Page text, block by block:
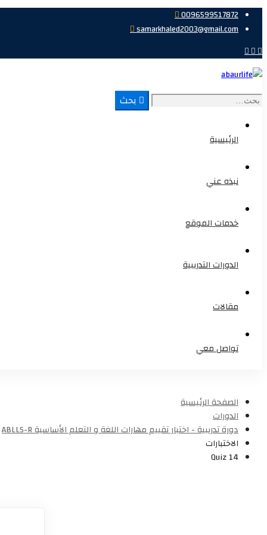
0096599517872
samarkhaled2003@gmail.com
بحث
بحث
الرئيسية
نبذه عني
خدمات الموقع
الدورات التدريبية
مقالات
تواصل معي
الصفحة الرئيسية
الدورات
دورة تدريبية - اختبار تقييم مهارات اللغة و التعلم الأساسية ABLLS-R
الاختبارات
Quiz 14